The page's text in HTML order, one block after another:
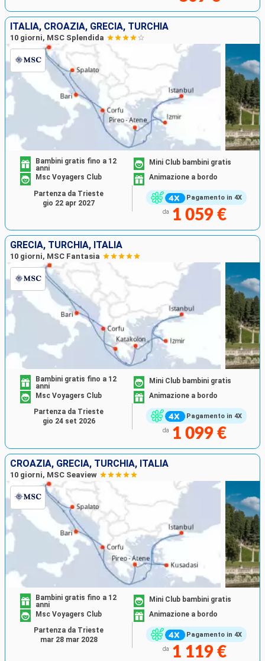
ITALIA, CROAZIA, GRECIA, TURCHIA
10 giorni, MSC Splendida
Pagamento in 4X
Bambini gratis fino a 12
anni
Mini Club bambini gratis
Msc Voyagers Club
Animazione a bordo
da 1 059 €
Partenza da Trieste
gio 22 apr 2027
GRECIA, TURCHIA, ITALIA
10 giorni, MSC Fantasia
Pagamento in 4X
Bambini gratis fino a 12
anni
Mini Club bambini gratis
Msc Voyagers Club
Animazione a bordo
da 1 099 €
Partenza da Trieste
gio 24 set 2026
CROAZIA, GRECIA, TURCHIA, ITALIA
10 giorni, MSC Seaview
Pagamento in 4X
Bambini gratis fino a 12
anni
Mini Club bambini gratis
Msc Voyagers Club
Animazione a bordo
da 1 119 €
Partenza da Trieste
mar 28 mar 2028